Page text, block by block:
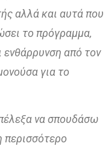
αλλά και αυτά που
το πρόγραμμα,
ενθάρρυνση από τον
για το
να σπουδάσω
περισσότερο